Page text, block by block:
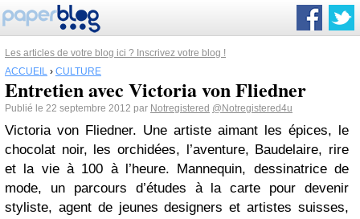
Les articles de votre blog ici ? Inscrivez votre blog !
ACCUEIL › CULTURE
Entretien avec Victoria von Fliedner
Publié le 22 septembre 2012 par Notregistered @Notregistered4u
Victoria von Fliedner. Une artiste aimant les épices, le
chocolat noir, les orchidées, l’aventure, Baudelaire, rire
et la vie à 100 à l’heure. Mannequin, dessinatrice de
mode, un parcours d’études à la carte pour devenir
styliste, agent de jeunes designers et artistes suisses,